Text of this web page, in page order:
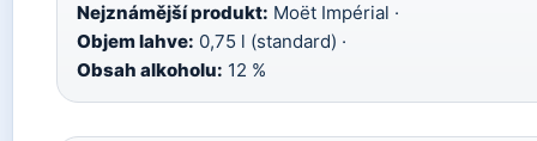
Nejznámější produkt: Moët Impérial ·
Objem lahve: 0,75 l (standard) ·
Obsah alkoholu: 12 %